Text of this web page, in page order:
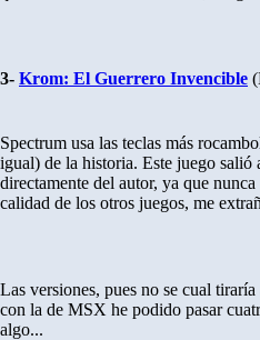
3- Krom: El Guerrero Invencible
Spectrum usa las teclas más
igual) de la historia. Este juego
directamente del autor, ya que
calidad de los otros juegos, me
Las versiones, pues no se cual
con la de MSX he podido pasar
algo...